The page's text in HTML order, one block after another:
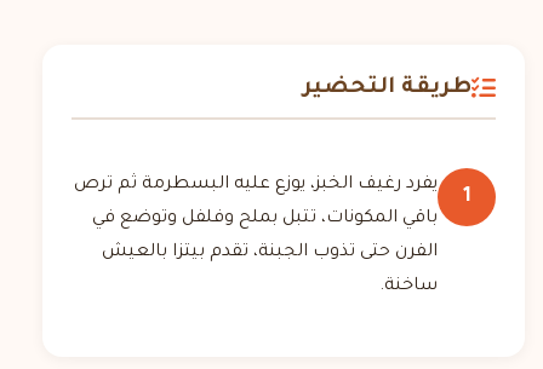
طريقة التحضير
1
يفرد رغيف الخبز، يوزع عليه البسطرمة ثم ترص
باقي المكونات، تتبل بملح وفلفل وتوضع في
الفرن حتى تذوب الجبنة، تقدم بيتزا بالعيش
ساخنة.